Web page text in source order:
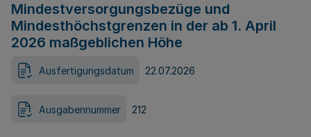
Mindestversorgungsbezüge und
Mindesthöchstgrenzen in der ab 1. April
2026 maßgeblichen Höhe
Ausfertigungsdatum 22.07.2026
Ausgabennummer 212